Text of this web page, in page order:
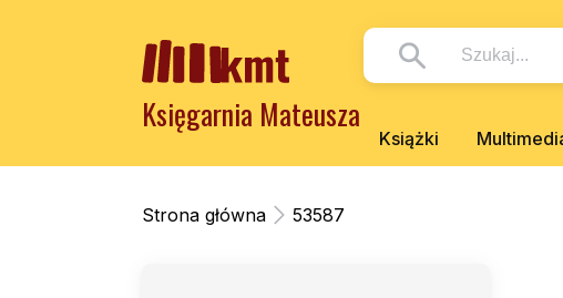
Księgarnia Mateusza
Książki
Strona główna 53587